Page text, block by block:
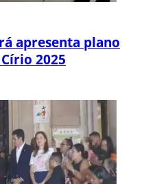
apresenta plano
2025